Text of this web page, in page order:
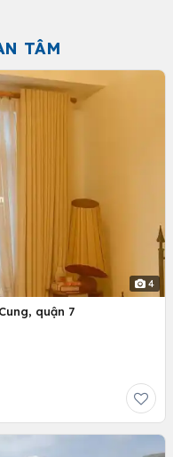
TÂM
4
quận 7